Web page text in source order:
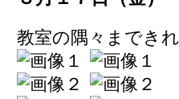
教室の隅々までき